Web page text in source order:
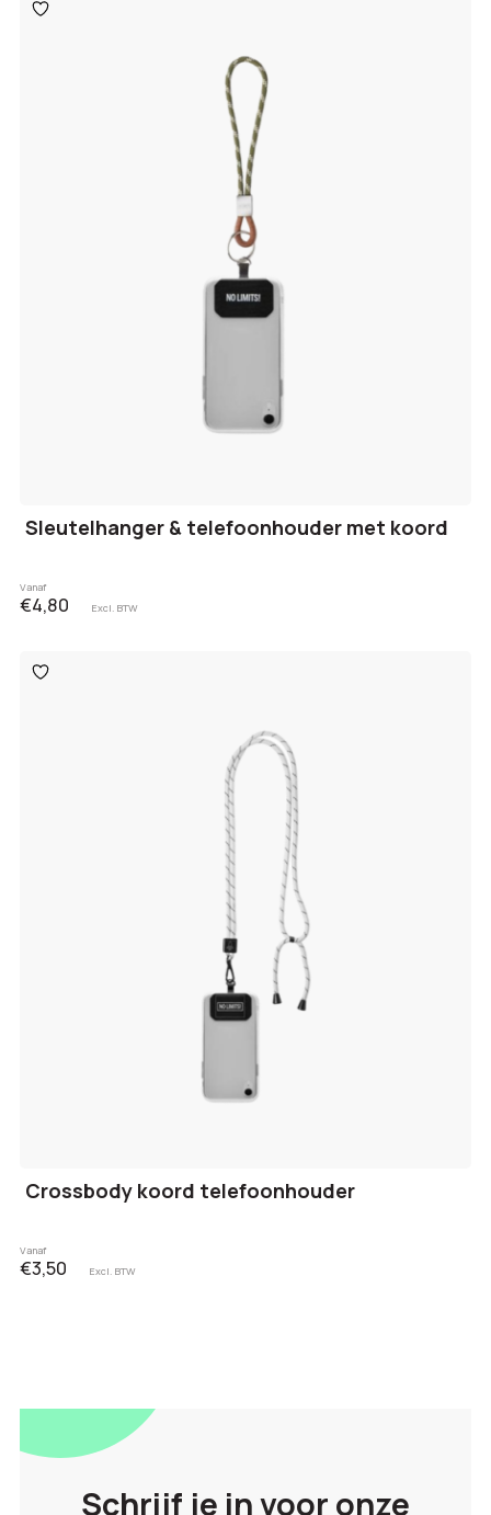
Toevoegen
aan
Sleutelhanger & telefoonhouder met koord
Vanaf
€4,80 Excl. BTW
Toevoegen
aan
Crossbody koord telefoonhouder
Vanaf
€3,50 Excl. BTW
Schrijf je in voor onze